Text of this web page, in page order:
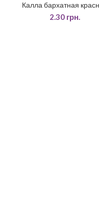
ДОДАТИ У КОШИК
Калла бархатная
2.30 грн.